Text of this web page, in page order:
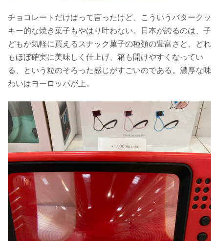
チョコレートだけはって言ったけど、こういうバタークッ
キー的な焼き菓子もやはり叶わない。日本が誇るのは、子
どもが気軽に買えるスナック菓子の種類の豊富さと、どれ
もほぼ確実に美味しく仕上げ、箱も開けやすくなってい
る、という粒のそろった感じがすごいのである。濃厚な味
わいはヨーロッパが上。